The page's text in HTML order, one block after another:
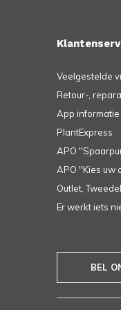
Veelgestelde
Retour-,
App
PlantExpress
APO
APO ''Kies uw
Outlet,
Er werkt iets
BEL